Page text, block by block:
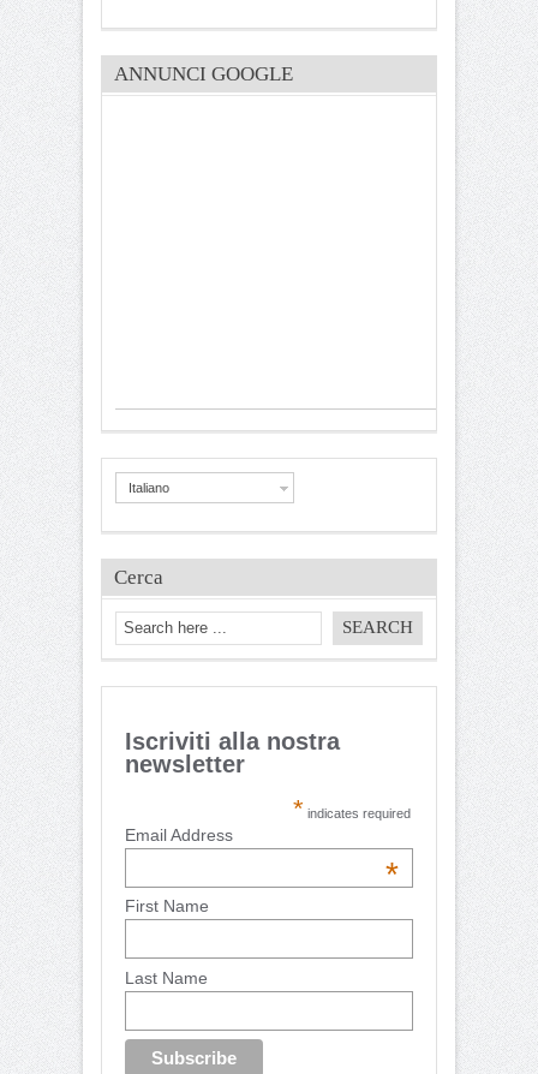
ANNUNCI GOOGLE
Italiano
Cerca
Iscriviti alla nostra
newsletter
* indicates required
Email Address
*
First Name
Last Name